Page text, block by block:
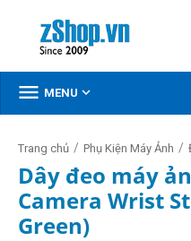
 MENU 
Trang chủ / Phụ Kiện Máy Ảnh /
Dây đeo máy
Camera Wrist
Green)